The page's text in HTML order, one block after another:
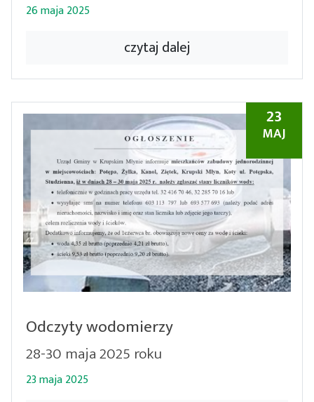
26 maja 2025
czytaj dalej
23
MAJ
Odczyty wodomierzy
28-30 maja 2025 roku
23 maja 2025